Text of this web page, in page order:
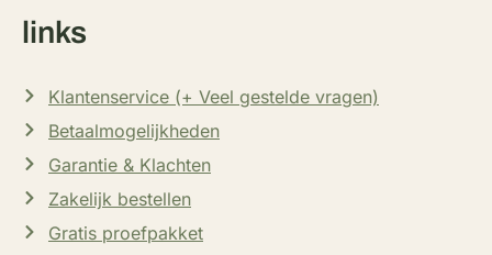
links
Klantenservice (+ Veel gestelde vragen)
Betaalmogelijkheden
Garantie & Klachten
Zakelijk bestellen
Gratis proefpakket